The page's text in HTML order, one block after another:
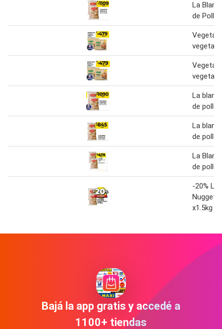
La
de Pollo
La
de pollo
La
de pollo
La
de pollo
-20% La
x1.5kg
Bajá la app gratis y accedé a
1100+ tiendas